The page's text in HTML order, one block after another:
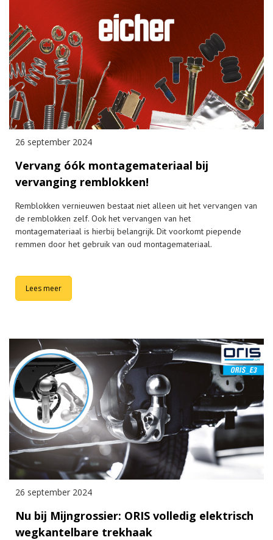
26 september 2024
Vervang óók montagemateriaal bij
vervanging remblokken!
Remblokken vernieuwen bestaat niet alleen uit het vervangen van
de remblokken zelf. Ook het vervangen van het
montagemateriaal is hierbij belangrijk. Dit voorkomt piepende
remmen door het gebruik van oud montagemateriaal.
Lees meer
26 september 2024
Nu bij Mijngrossier: ORIS volledig elektrisch
wegkantelbare trekhaak